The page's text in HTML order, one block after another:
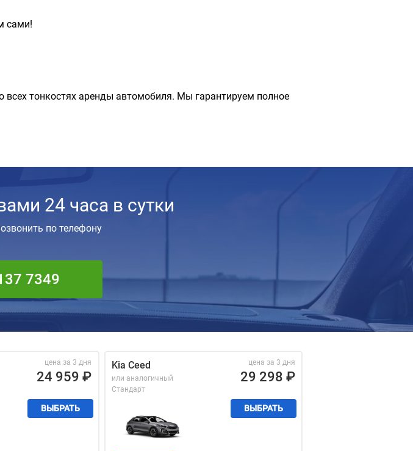
сами!
тонкостях аренды автомобиля. Мы гарантируем полное
24 часа в сутки
по телефону
7349
цена за 3 дня
24 959 ₽
ВЫБРАТЬ
Kia Ceed
или аналогичный
Стандарт
цена за 3 дня
29 298 ₽
ВЫБРАТЬ